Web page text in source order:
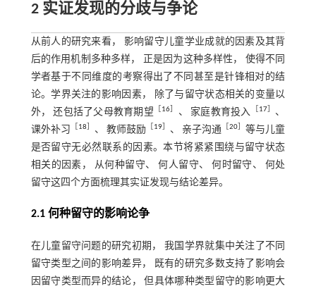
2 实证发现的分歧与争论
从前人的研究来看， 影响留守儿童学业成就的因素及其背
后的作用机制多种多样， 正是因为这种多样性， 使得不同
学者基于不同维度的考察得出了不同甚至是针锋相对的结
论。学界关注的影响因素， 除了与留守状态相关的变量以
外， 还包括了父母教育期望
16 、 家庭教育投入 17］ 、
课外补习
18 、 教师鼓励 19 、 亲子沟通 ［20 ］等与儿童
是否留守无必然联系的因素。本节将紧紧围绕与留守状态
相关的因素， 从何种留守、 何人留守、 何时留守、 何处
留守这四个方面梳理其实证发现与结论差异。
2.1 何种留守的影响论争
在儿童留守问题的研究初期， 我国学界就集中关注了不同
留守类型之间的影响差异， 既有的研究多数支持了影响会
因留守类型而异的结论， 但具体哪种类型留守的影响更大